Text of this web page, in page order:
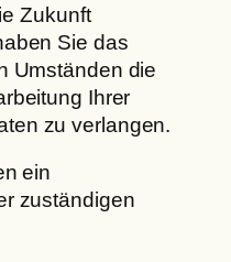
Zukunft
Sie das
Umständen die
Ihrer
zu verlangen.
ein
zuständigen